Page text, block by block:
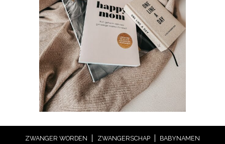
ZWANGER WORDEN ZWANGERSCHAP BABYNAMEN